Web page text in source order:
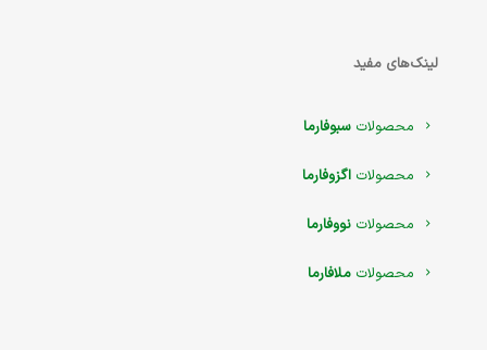
لینک‌های مفید
محصولاتسبوفارما
محصولات اگزوفارما
محصولات نووفارما
محصولات ملافارما